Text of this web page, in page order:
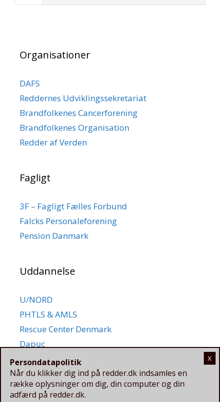
Organisationer
DAFS
Reddernes Udviklingssekretariat
Brandfolkenes Cancerforening
Brandfolkenes Organisation
Redder af Verden
Fagligt
3F – Fagligt Fælles Forbund
Falcks Personaleforening
Pension Danmark
Uddannelse
U/NORD
PHTLS & AMLS
Rescue Center Denmark
Dapuc
Persondatapolitik
Når du klikker dig ind på redder.dk indsamles en
række oplysninger om dig, din computer og din
adfærd på redder.dk.